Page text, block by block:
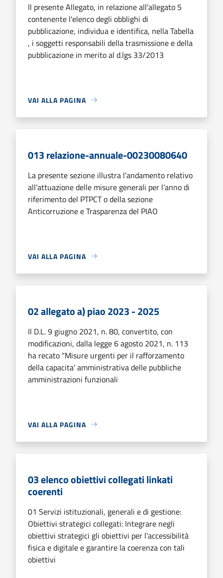
Il presente Allegato, in relazione all'allegato 5
contenente l'elenco degli obblighi di
pubblicazione, individua e identifica, nella Tabella
, i soggetti responsabili della trasmissione e della
pubblicazione in merito al d.lgs 33/2013
VAI ALLA PAGINA
013 relazione-annuale-00230080640
La presente sezione illustra l’andamento relativo
all’attuazione delle misure generali per l’anno di
riferimento del PTPCT o della sezione
Anticorruzione e Trasparenza del PIAO
VAI ALLA PAGINA
02 allegato a) piao 2023 - 2025
Il D.L. 9 giugno 2021, n. 80, convertito, con
modificazioni, dalla legge 6 agosto 2021, n. 113
ha recato "Misure urgenti per il rafforzamento
della capacita' amministrativa delle pubbliche
amministrazioni funzionali
VAI ALLA PAGINA
03 elenco obiettivi collegati linkati
coerenti
01 Servizi istituzionali, generali e di gestione:
Obiettivi strategici collegati: Integrare negli
obiettivi strategici gli obiettivi per l'accessibilità
fisica e digitale e garantire la coerenza con tali
obiettivi